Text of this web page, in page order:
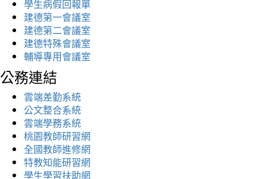
學生病假回報單
建德第一會議室
建德第二會議室
建德特殊會議室
輔導專用會議室
公務連結
雲端差勤系統
公文整合系統
雲端學務系統
桃園教師研習網
全國教師進修網
特教知能研習網
學生學習扶助網